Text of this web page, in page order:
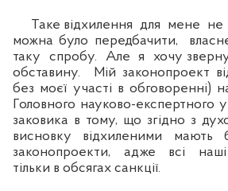
Таке відхилення для мене
можна було передбачити,
таку спробу. Але я хочу
обставину. Мій законопроект
без моєї участі в обговоренні)
Головного науково-експертного
заковика в тому, що згідно з
висновку відхиленими
законопроекти, адже всі
тільки в обсягах санкції.